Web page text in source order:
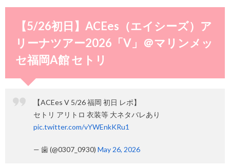
【5/26初日】ACEes（エイシーズ）ア
リーナツアー2026「V」＠マリンメッ
セ福岡A館 セトリ
【ACEes V 5/26 福岡 初日 レポ】
セトリ アリトロ 衣装等 大ネタバレあり
pic.twitter.com/vYWEnkKRu1
— 歯 (@0307_0930) May 26, 2026